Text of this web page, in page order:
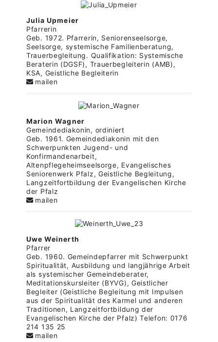
Julia Upmeier
Pfarrerin
Geb. 1972. Pfarrerin, Seniorenseelsorge,
Seelsorge, systemische Familienberatung,
Trauerbegleitung. Qualifikation: Systemische
Beraterin (DGSF), Trauerbegleiterin (AMB),
KSA, Geistliche Begleiterin
mailen
Marion Wagner
Gemeindediakonin, ordiniert
Geb. 1961. Gemeindediakonin mit den
Schwerpunkten Jugend- und
Konfirmandenarbeit,
Altenpflegeheimseelsorge, Evangelisches
Seniorenwerk Pfalz, Geistliche Begleitung,
Langzeitfortbildung der Evangelischen Kirche
der Pfalz
mailen
Uwe Weinerth
Pfarrer
Geb. 1960. Gemeindepfarrer mit Schwerpunkt
Spiritualität, Ausbildung und langjährige Arbeit
als systemischer Gemeindeberater,
Meditationskursleiter (BYVG), Geistlicher
Begleiter (Geistliche Begleitung mit Impulsen
aus der Spiritualität des Karmel und anderen
Traditionen, Langzeitfortbildung der
Evangelischen Kirche der Pfalz) Telefon: 0176
214 135 25
mailen